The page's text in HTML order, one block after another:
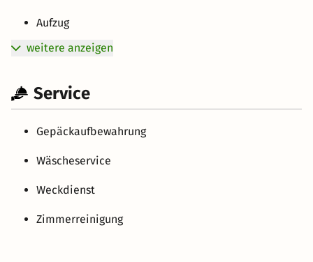
Aufzug
weitere anzeigen
Service
Gepäckaufbewahrung
Wäscheservice
Weckdienst
Zimmerreinigung